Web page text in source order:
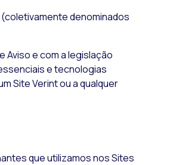
denominados
Aviso e com a legislação
e tecnologias
SiteVerint ou a qualquer
que utilizamos nos Sites